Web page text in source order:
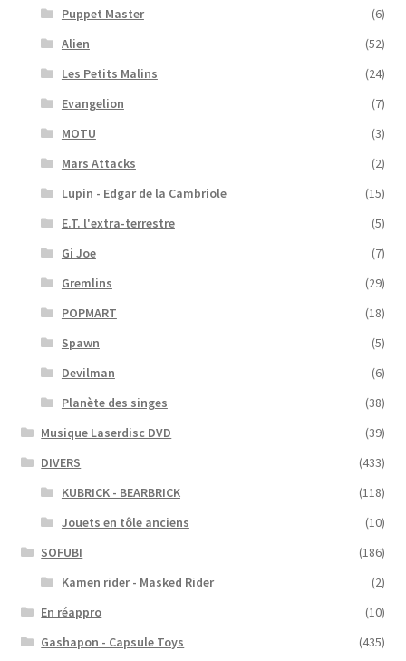
Puppet Master
(6)
Alien
(52)
Les Petits Malins
(24)
Evangelion
(7)
MOTU
(3)
Mars Attacks
(2)
Lupin - Edgar de la Cambriole
(15)
E.T. l'extra-terrestre
(5)
Gi Joe
(7)
Gremlins
(29)
POPMART
(18)
Spawn
(5)
Devilman
(6)
Planète des singes
(38)
Musique Laserdisc DVD
(39)
DIVERS
(433)
KUBRICK - BEARBRICK
(118)
Jouets en tôle anciens
(10)
SOFUBI
(186)
Kamen rider - Masked Rider
(2)
En réappro
(10)
Gashapon - Capsule Toys
(435)